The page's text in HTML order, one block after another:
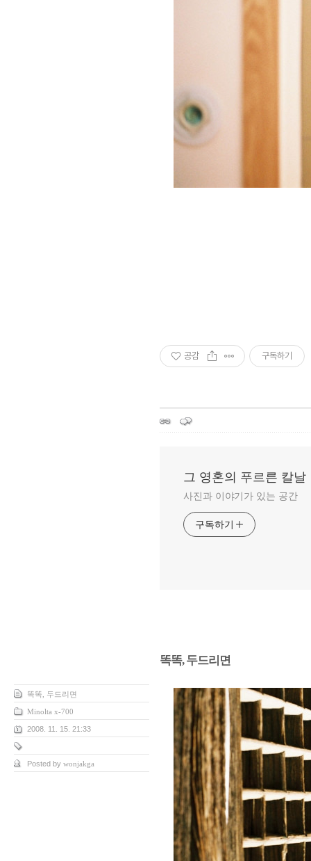
공감 구독하기
그 영혼의 푸르른 칼날
사진과 이야기가 있는 공간
구독하기
똑똑, 두드리면
Minolta x-700
2008. 11. 15. 21:33
Posted by wonjakga
똑똑, 두드리면